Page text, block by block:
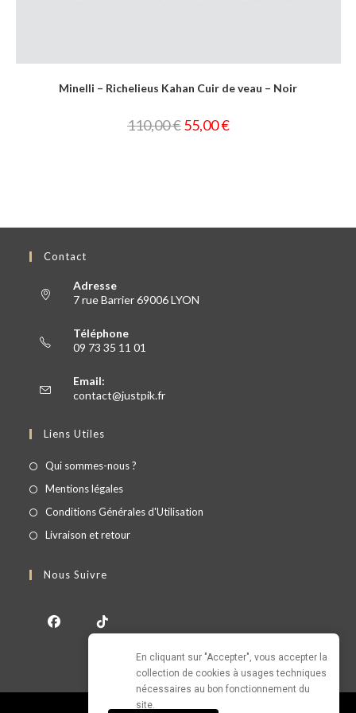
Minelli – Richelieus Kahan Cuir de veau – Noir
110,00€ 55,00€
Contact
Adresse
7 rue Barrier 69006 LYON
Téléphone
09 73 35 11 01
Email:
contact@justpik.fr
Liens Utiles
Qui sommes-nous ?
Mentions légales
Conditions Générales d'Utilisation
Livraison et retour
Nous Suivre
© Copyright - JUSTPIK 2026
En cliquant sur "Accepter", vous accepter la
collection de cookies à usages techniques
nécessaires au bon fonctionnement du
site.